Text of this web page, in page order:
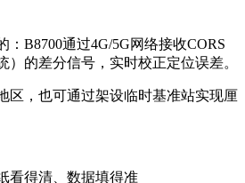
：B8700通过4G/5G网络接收CORS
）的差分信号，实时校正定位误差。
区，也可通过架设临时基准站实现厘
看得清、数据填得准